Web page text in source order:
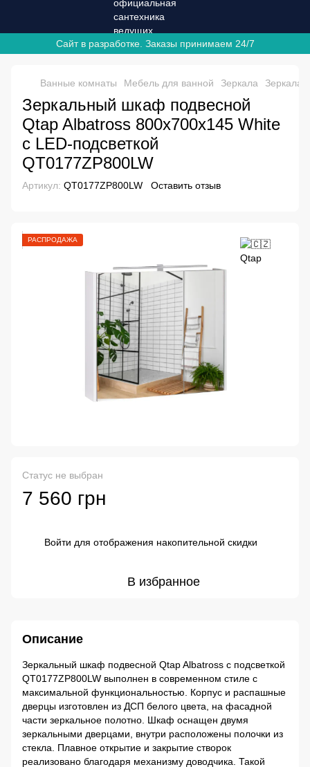
Сайт в разработке. Заказы принимаем 24/7
Ванные комнаты Мебель для ванной Зеркала
Зеркальный шкаф подвесной
Qtap Albatross 800х700х145 White
с LED-подсветкой
QT0177ZP800LW
Артикул: QT0177ZP800LW Оставить отзыв
РАСПРОДАЖА
Статус не выбран
7 560 грн
Войти для отображения накопительной скидки
В избранное
Описание
Зеркальный шкаф подвесной Qtap Albatross с подсветкой
QT0177ZP800LW выполнен в современном стиле с
максимальной функциональностью. Корпус и распашные
дверцы изготовлен из ДСП белого цвета, на фасадной
части зеркальное полотно. Шкаф оснащен двумя
зеркальными дверцами, внутри расположены полочки из
стекла. Плавное открытие и закрытие створок
реализовано благодаря механизму доводчика. Такой